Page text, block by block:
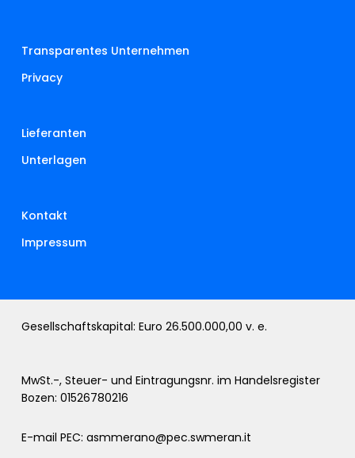
Transparentes Unternehmen
Privacy
Lieferanten
Unterlagen
Kontakt
Impressum
Gesellschaftskapital: Euro 26.500.000,00 v. e.
MwSt.-, Steuer- und Eintragungsnr. im Handelsregister
Bozen: 01526780216
E-mail PEC: asmmerano@pec.swmeran.it